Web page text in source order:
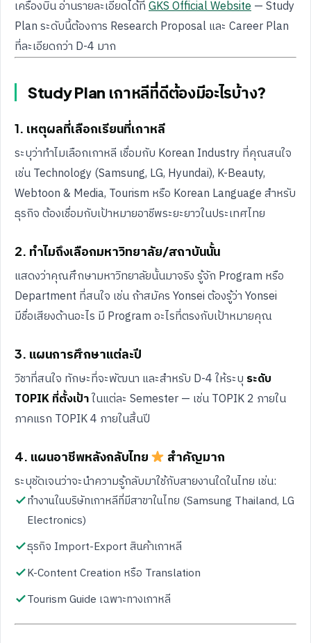
เครื่องบิน อ่านรายละเอียดได้ที่GKS Official Website— Study
Plan ระดับนี้ต้องการ Research Proposal และ Career Plan
ที่ละเอียดกว่า D-4 มาก
Study Plan เกาหลีที่ดีต้องมีอะไรบ้าง?
1. เหตุผลที่เลือกเรียนที่เกาหลี
ระบุว่าทำไมเลือกเกาหลี เชื่อมกับ Korean Industry ที่คุณสนใจ
เช่น Technology (Samsung, LG, Hyundai), K-Beauty,
Webtoon & Media, Tourism หรือ Korean Language สำหรับ
ธุรกิจ ต้องเชื่อมกับเป้าหมายอาชีพระยะยาวในประเทศไทย
2. ทำไมถึงเลือกมหาวิทยาลัย/สถาบันนั้น
แสดงว่าคุณศึกษามหาวิทยาลัยนั้นมาจริง รู้จัก Program หรือ
Department ที่สนใจ เช่น ถ้าสมัคร Yonsei ต้องรู้ว่า Yonsei
มีชื่อเสียงด้านอะไร มี Program อะไรที่ตรงกับเป้าหมายคุณ
3. แผนการศึกษาแต่ละปี
วิชาที่สนใจ ทักษะที่จะพัฒนา และสำหรับ D-4 ให้ระบุ ระดับ
TOPIK ที่ตั้งเป้าในแต่ละ Semester — เช่น TOPIK 2 ภายใน
ภาคแรก TOPIK 4 ภายในสิ้นปี
4. แผนอาชีพหลังกลับไทย สำคัญมาก
ระบุชัดเจนว่าจะนำความรู้กลับมาใช้กับสายงานใดในไทย เช่น:
ทำงานในบริษัทเกาหลีที่มีสาขาในไทย (Samsung Thailand, LG
Electronics)
ธุรกิจ Import-Export สินค้าเกาหลี
K-Content Creation หรือ Translation
Tourism Guide เฉพาะทางเกาหลี